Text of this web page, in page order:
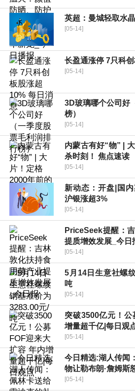
英超：曼城轻取水
[05-14]
长盈通涨停 7只科
[05-14]
3D玻璃哪个公司好
榜）
[05-14]
内蒙古有好“物” |
杀时刻！ 焦点速读
[05-14]
新动态：开盘|国
沪银涨超3%
[05-14]
PriceSeek提醒：
提质增效发展_今日
[05-14]
5月14日生意社螺
吨
[05-14]
突破3500亿元！
增量超千亿|每日观
[05-14]
今日精选:湖人传闻
物让勒布朗·詹姆斯
[05-14]